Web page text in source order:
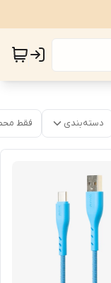
دسته‌بندی فقط